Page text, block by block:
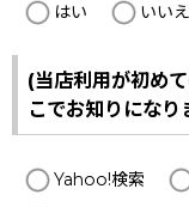
はい いいえ
(当店利用が初め
こでお知りになり
Yahoo!検索